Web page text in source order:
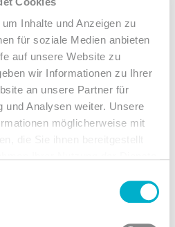
Inhalte und Anzeigen zu
für soziale Medien anbieten
auf unsere Website zu
wir Informationen zu Ihrer
an unsere Partner für
und Analysen weiter. Unsere
möglicherweise mit
Sie zusätzliche
des
Sie Runner nur für
Fensters.